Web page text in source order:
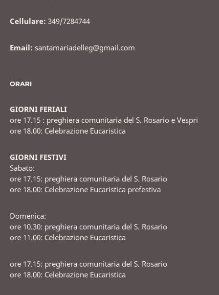
Cellulare: 349/7284744
Email: santamariadelleg@gmail.com
ORARI
GIORNI FERIALI
ore 17.15 : preghiera comunitaria del S. Rosario e Vespri
ore 18.00: Celebrazione Eucaristica
GIORNI FESTIVI
Sabato:
ore 17.15: preghiera comunitaria del S. Rosario
ore 18.00: Celebrazione Eucaristica prefestiva
Domenica:
ore 10.30: preghiera comunitaria del S. Rosario
ore 11.00: Celebrazione Eucaristica
ore 17.15: preghiera comunitaria del S. Rosario
ore 18.00: Celebrazione Eucaristica